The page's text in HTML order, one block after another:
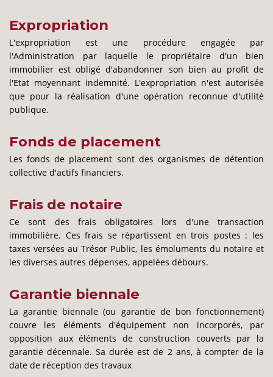
Expropriation
L'expropriation est une procédure engagée par
l'Administration par laquelle le propriétaire d'un bien
immobilier est obligé d'abandonner son bien au profit de
l'Etat moyennant indemnité. L'expropriation n'est autorisée
que pour la réalisation d'une opération reconnue d'utilité
publique.
Fonds de placement
Les fonds de placement sont des organismes de détention
collective d'actifs financiers.
Frais de notaire
Ce sont des frais obligatoires lors d'une transaction
immobilière. Ces frais se répartissent en trois postes : les
taxes versées au Trésor Public, les émoluments du notaire et
les diverses autres dépenses, appelées débours.
Garantie biennale
La garantie biennale (ou garantie de bon fonctionnement)
couvre les éléments d'équipement non incorporés, par
opposition aux éléments de construction couverts par la
garantie décennale. Sa durée est de 2 ans, à compter de la
date de réception des travaux